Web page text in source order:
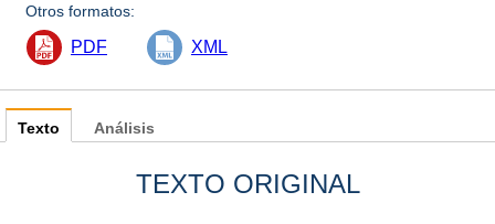
Otros formatos:
PDF XML
Texto
TEXTO ORIGINAL
Análisis